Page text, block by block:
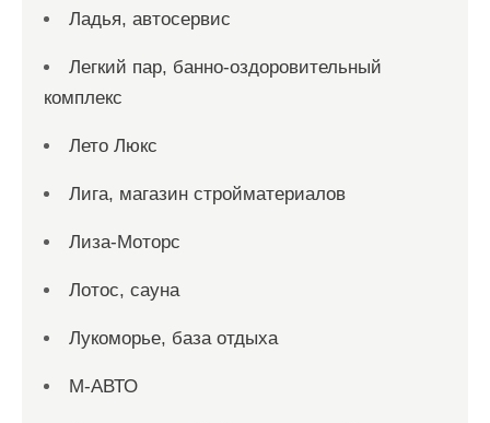
Ладья, автосервис
Легкий пар, банно-оздоровительный
комплекс
Лето Люкс
Лига, магазин стройматериалов
Лиза-Моторс
Лотос, сауна
Лукоморье, база отдыха
М-АВТО